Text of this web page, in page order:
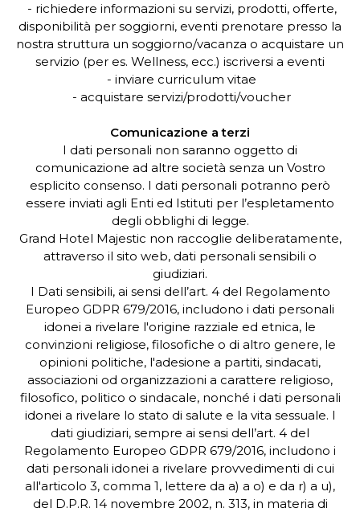
- richiedere informazioni su servizi, prodotti, offerte,
disponibilità per soggiorni, eventi prenotare presso la
nostra struttura un soggiorno/vacanza o acquistare un
servizio (per es. Wellness, ecc.) iscriversi a eventi
- inviare curriculum vitae
- acquistare servizi/prodotti/voucher
Comunicazione a terzi
I dati personali non saranno oggetto di
comunicazione ad altre società senza un Vostro
esplicito consenso. I dati personali potranno però
essere inviati agli Enti ed Istituti per l’espletamento
degli obblighi di legge.
Grand Hotel Majestic non raccoglie deliberatamente,
attraverso il sito web, dati personali sensibili o
giudiziari.
I Dati sensibili, ai sensi dell’art. 4 del Regolamento
Europeo GDPR 679/2016, includono i dati personali
idonei a rivelare l'origine razziale ed etnica, le
convinzioni religiose, filosofiche o di altro genere, le
opinioni politiche, l'adesione a partiti, sindacati,
associazioni od organizzazioni a carattere religioso,
filosofico, politico o sindacale, nonché i dati personali
idonei a rivelare lo stato di salute e la vita sessuale. I
dati giudiziari, sempre ai sensi dell’art. 4 del
Regolamento Europeo GDPR 679/2016, includono i
dati personali idonei a rivelare provvedimenti di cui
all'articolo 3, comma 1, lettere da a) a o) e da r) a u),
del D.P.R. 14 novembre 2002, n. 313, in materia di